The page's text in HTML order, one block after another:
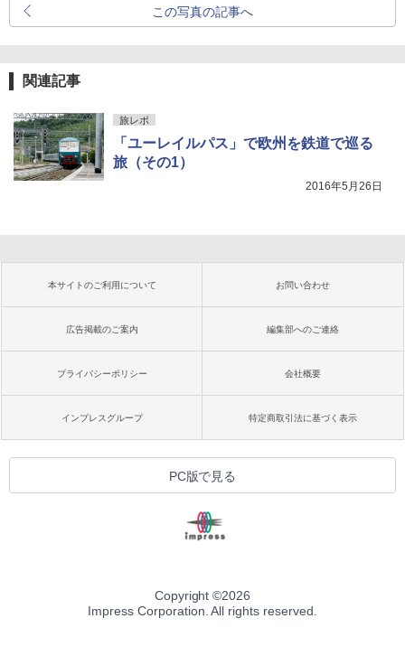
この写真の記事へ
関連記事
旅レポ
「ユーレイルパス」で欧州を鉄道で巡る
旅（その1）
2016年5月26日
本サイトのご利用について お問い合わせ
広告掲載のご案内 編集部へのご連絡
プライバシーポリシー 会社概要
インプレスグループ 特定商取引法に基づく表示
PC版で見る
Copyright ©2026
Impress Corporation. All rights reserved.